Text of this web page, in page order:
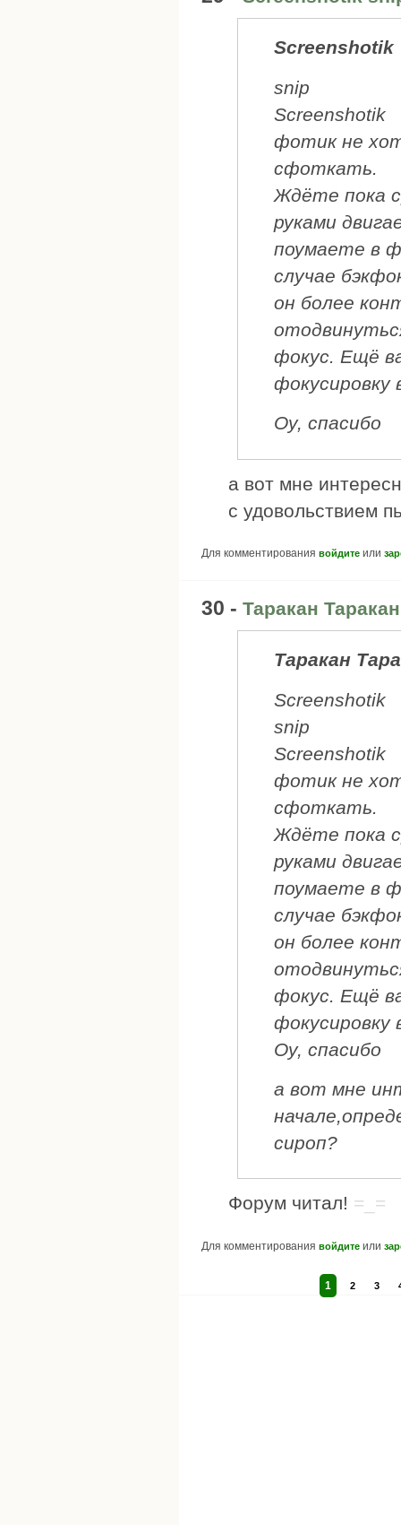
Screenshotik
snip
Screenshotik
фотик не
сфоткать.
Ждёте пока
руками
поумаете в
случае
он более
фокус. Ещё
Оу, спасибо
а вот мне
с удовольствием
Для комментирования войдите или
30 - Таракан
Таракан
Screenshotik
snip
Screenshotik
фотик не
сфоткать.
Ждёте пока
руками
поумаете в
случае
он более
фокус. Ещё
Оу, спасибо
а вот мне
сироп?
Форум читал! =_=
Для комментирования войдите или
1 2 3